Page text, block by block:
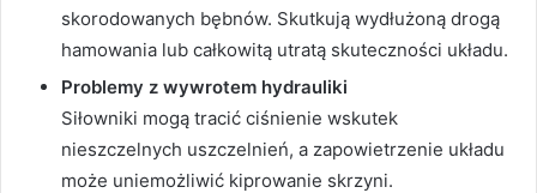
skorodowanych bębnów. Skutkują wydłużoną drogą
hamowania lub całkowitą utratą skuteczności układu.
Problemy z wywrotem hydrauliki
Siłowniki mogą tracić ciśnienie wskutek
nieszczelnych uszczelnień, a zapowietrzenie układu
może uniemożliwić kiprowanie skrzyni.